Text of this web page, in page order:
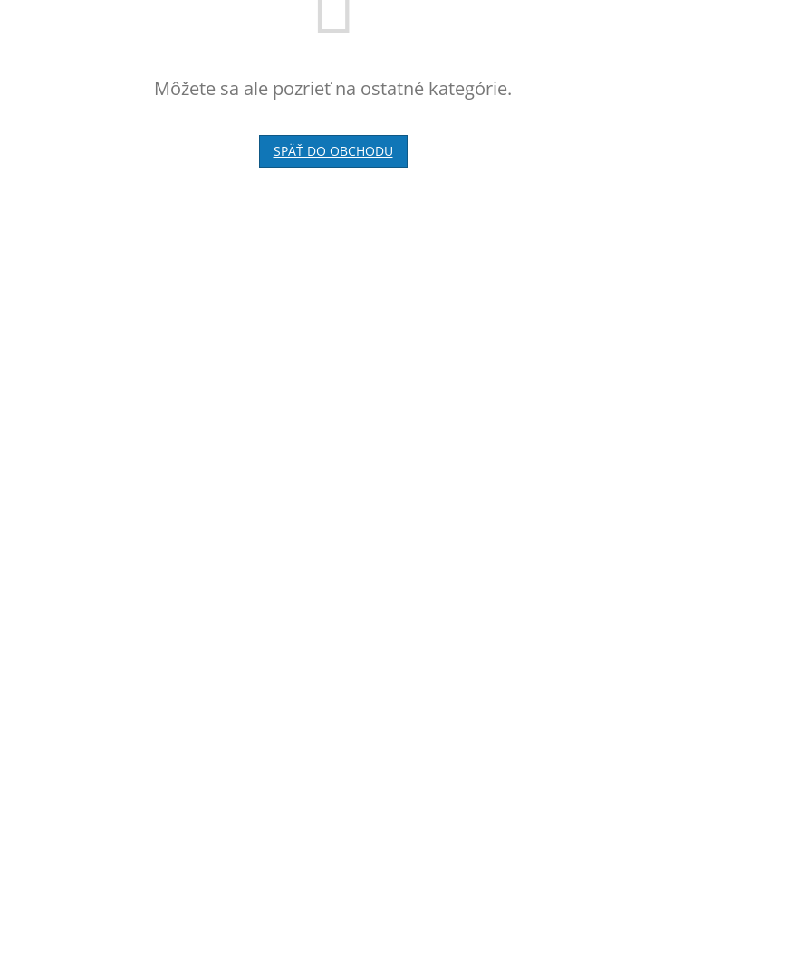
Môžete sa ale pozrieť na ostatné kategórie.
SPÄŤ DO OBCHODU